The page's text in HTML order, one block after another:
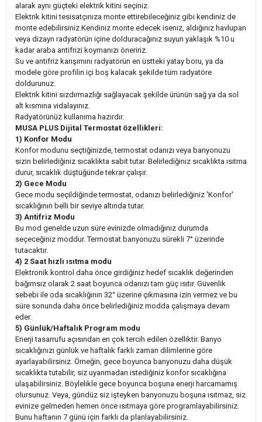
alarak aynı güçteki elektrik kitini seçiniz.
Elektrik kitini tesisatçınıza monte ettirebileceğiniz gibi kendiniz de
monte edebilirsiniz.Kendiniz monte edecek iseniz, aldığınız havlupan
veya dizayn radyatörün içine dolduracağınız suyun yaklaşık %10 u
kadar araba antifrizi koymanızı öneririz.
Su ve antifriz karışımını radyatörün en üstteki yatay boru, ya da
modele göre profilin içi boş kalacak şekilde tüm radyatöre
doldurunuz.
Elektrik kitini sızdırmazlığı sağlayacak şekilde ürünün sağ ya da sol
alt kısmına vidalayınız.
Radyatörünüz kullanıma hazırdır.
MUSA PLUS Dijital Termostat özellikleri:
1) Konfor Modu
Konfor modunu seçtiğinizde, termostat odanızı veya banyonuzu
sizin belirlediğiniz sıcaklıkta sabit tutar. Belirlediğiniz sıcaklıkta ısıtma
durur, sıcaklık düştüğünde tekrar çalışır.
2) Gece Modu
Gece modu seçildiğinde termostat, odanızı belirlediğiniz 'Konfor'
sıcaklığının belli bir seviye altında tutar.
3) Antifriz Modu
Bu mod genelde uzun süre evinizde olmadığınız durumda
seçeceğiniz moddur. Termostat banyonuzu sürekli 7° üzerinde
tutacaktır.
4) 2 Saat hızlı ısıtma modu
Elektronik kontrol daha önce girdiğiniz hedef sıcaklık değerinden
bağımsız olarak 2 saat boyunca odanızı tam güç ısıtır. Güvenlik
sebebi ile oda sıcaklığının 32° üzerine çıkmasına izin vermez ve bu
süre sonunda daha önce belirlediğiniz modda çalışmaya devam
eder.
5) Günlük/Haftalık Program modu
Enerji tasarrufu açısından en çok tercih edilen özelliktir. Banyo
sıcaklığınızı günlük ve haftalık farklı zaman dilimlerine göre
ayarlayabilirsiniz. Örneğin, gece boyunca banyonuzu daha düşük
sıcaklıkta tutabilir, siz uyanmadan istediğiniz konfor sıcaklığına
ulaşabilirsiniz. Böylelikle gece boyunca boşuna enerji harcamamış
olursunuz. Veya, gündüz siz işteyken banyonuzu boşuna ısıtmaz, siz
evinize gelmeden hemen önce ısıtmaya göre programlayabilirsiniz.
Bunu haftanın 7 günü için farklı da planlayabilirsiniz.